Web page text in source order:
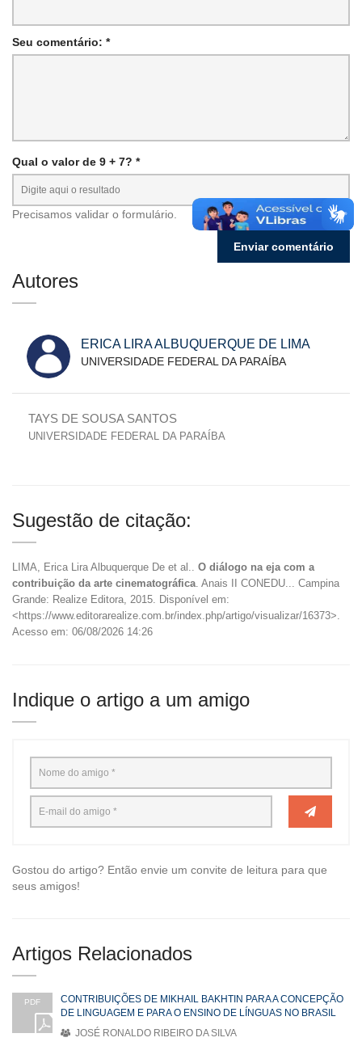
Seu comentário: *
Qual o valor de 9 + 7? *
Precisamos validar o formulário.
Autores
ERICA LIRA ALBUQUERQUE DE LIMA
UNIVERSIDADE FEDERAL DA PARAÍBA
TAYS DE SOUSA SANTOS
UNIVERSIDADE FEDERAL DA PARAÍBA
Sugestão de citação:
LIMA, Erica Lira Albuquerque De et al.. O diálogo na eja com a
contribuição da arte cinematográfica . Anais II CONEDU... Campina
Grande: Realize Editora, 2015. Disponível em:
<https://www.editorarealize.com.br/index.php/artigo/visualizar/16373>.
Acesso em: 06/08/2026 14:26
Indique o artigo a um amigo
Gostou do artigo? Então envie um convite de leitura para que
seus amigos!
Artigos Relacionados
PDF
CONTRIBUIÇÕES DE MIKHAIL BAKHTIN PARA A CONCEPÇÃO
DE LINGUAGEM E PARA O ENSINO DE LÍNGUAS NO BRASIL
JOSÉ RONALDO RIBEIRO DA SILVA